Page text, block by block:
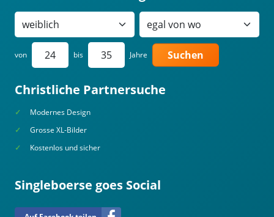
von bis Jahre Suchen
Christliche Partnersuche
Modernes Design
Grosse XL-Bilder
Kostenlos und sicher
Singleboerse goes Social